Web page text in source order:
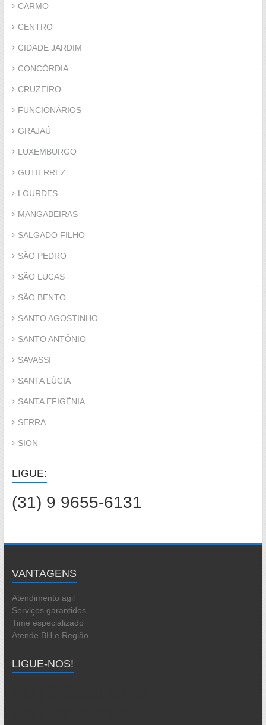
CARMO
CENTRO
CIDADE JARDIM
CONCÓRDIA
CRUZEIRO
FUNCIONÁRIOS
GRAJAÚ
LUXEMBURGO
GUTIERREZ
LOURDES
MANGABEIRAS
SALGADO FILHO
SÃO PEDRO
SÃO LUCAS
SÃO BENTO
SANTO AGOSTINHO
SANTO ANTÔNIO
SAVASSI
SANTA LÚCIA
SANTA EFIGÊNIA
SERRA
SION
LIGUE:
(31) 9 9655-6131
VANTAGENS
Atendimento ágil
Serviços garantidos
Time especializado
Atende BH e Região
LIGUE-NOS!